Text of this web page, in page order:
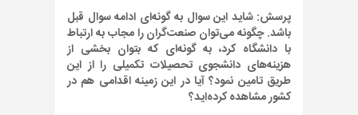
پرسش: شاید این سوال به گونه‌ای ادامه سوال قبل
باشد. چگونه می‌توان صنعت‌گران را مجاب به ارتباط
با دانشگاه کرد، به گونه‌ای که بتوان بخشی از
هزینه‌های دانشجوی تحصیلات تکمیلی را از این
طریق تامین نمود؟ آیا در این زمینه اقدامی هم در
کشور مشاهده کرده‌اید؟